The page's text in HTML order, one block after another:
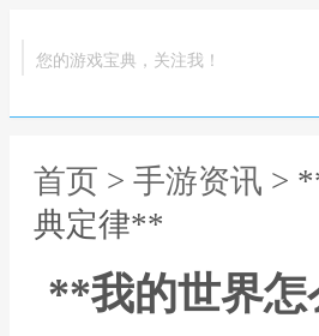
您的游戏宝典，关注我！
首页 > 手游资讯 >
典定律**
**我的世界怎